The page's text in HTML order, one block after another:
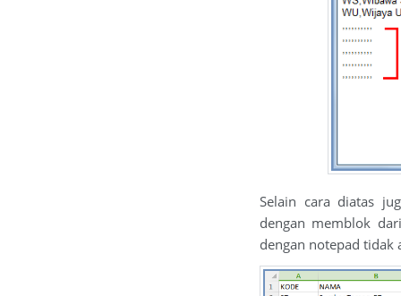
Selain cara diatas
dengan memblok
dengan notepad tidak